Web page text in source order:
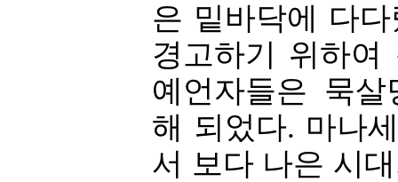
은 밑바닥에 다
경고하기 위하
예언자들은 묵
해 되었다. 마나
서 보다 나은 시